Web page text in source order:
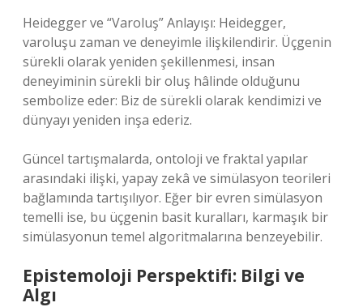
Heidegger ve “Varoluş” Anlayışı: Heidegger,
varoluşu zaman ve deneyimle ilişkilendirir. Üçgenin
sürekli olarak yeniden şekillenmesi, insan
deneyiminin sürekli bir oluş hâlinde olduğunu
sembolize eder: Biz de sürekli olarak kendimizi ve
dünyayı yeniden inşa ederiz.
Güncel tartışmalarda, ontoloji ve fraktal yapılar
arasındaki ilişki, yapay zekâ ve simülasyon teorileri
bağlamında tartışılıyor. Eğer bir evren simülasyon
temelli ise, bu üçgenin basit kuralları, karmaşık bir
simülasyonun temel algoritmalarına benzeyebilir.
Epistemoloji Perspektifi: Bilgi ve
Algı